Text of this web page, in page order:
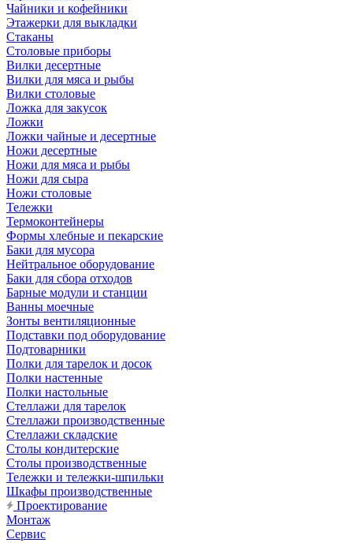
Чайники и кофейники
Этажерки для выкладки
Стаканы
Столовые приборы
Вилки десертные
Вилки для мяса и рыбы
Вилки столовые
Ложка для закусок
Ложки
Ложки чайные и десертные
Ножи десертные
Ножи для мяса и рыбы
Ножи для сыра
Ножи столовые
Тележки
Термоконтейнеры
Формы хлебные и пекарские
Баки для мусора
Нейтральное оборудование
Баки для сбора отходов
Барные модули и станции
Ванны моечные
Зонты вентиляционные
Подставки под оборудование
Подтоварники
Полки для тарелок и досок
Полки настенные
Полки настольные
Стеллажи для тарелок
Стеллажи производственные
Стеллажи складские
Столы кондитерские
Столы производственные
Тележки и тележки-шпильки
Шкафы производственные
Проектирование
Монтаж
Сервис